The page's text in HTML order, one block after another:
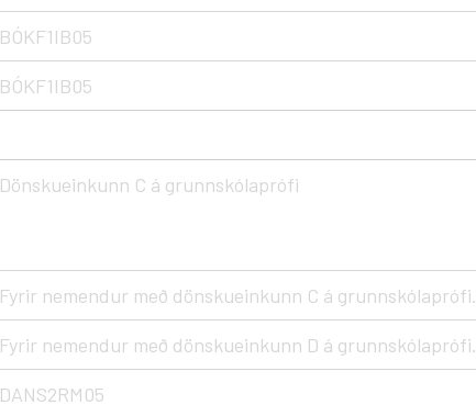
BÓKF1IB05
BÓKF1IB05
Dönskueinkunn C á grunnskólaprófi
Fyrir nemendur með dönskueinkunn C á grunnskólaprófi.
Fyrir nemendur með dönskueinkunn D á grunnskólaprófi.
DANS2RM05